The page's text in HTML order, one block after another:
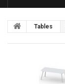
Tables